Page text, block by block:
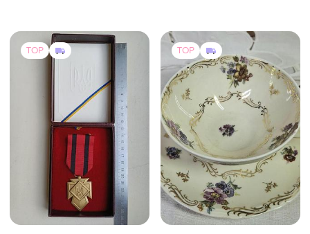
коробка
TOP TOP